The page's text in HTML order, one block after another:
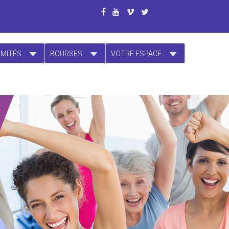
BOURSES VOTRE ESPACE